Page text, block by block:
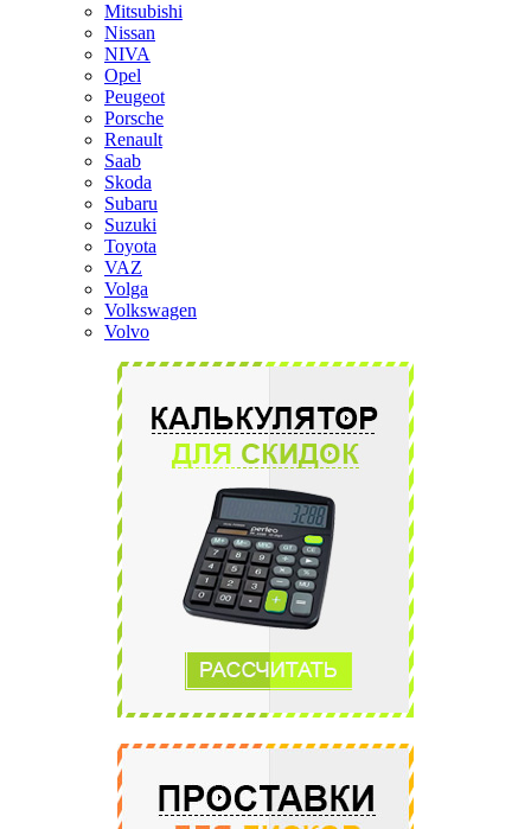
Mitsubishi
Nissan
NIVA
Opel
Peugeot
Porsche
Renault
Saab
Skoda
Subaru
Suzuki
Toyota
VAZ
Volga
Volkswagen
Volvo